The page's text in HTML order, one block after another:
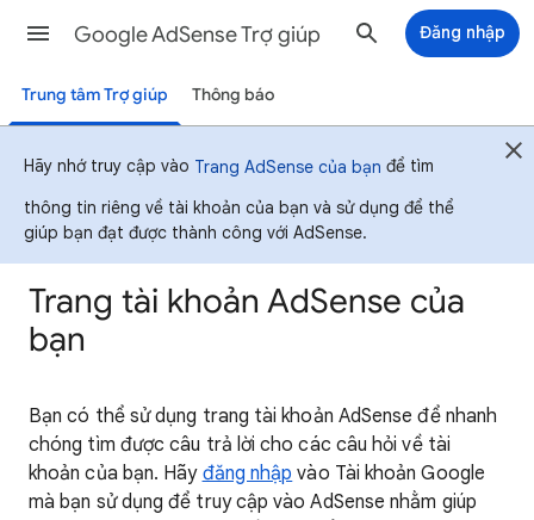
Google AdSense Trợ giúp Đăng nhập
Trung tâm Trợ giúp Thông báo
Hãy nhớ truy cập vào Trang AdSense của bạn để tìm
thông tin riêng về tài khoản của bạn và sử dụng để thể
giúp bạn đạt được thành công với AdSense.
Trang tài khoản AdSense của
bạn
Bạn có thể sử dụng trang tài khoản AdSense để nhanh
chóng tìm được câu trả lời cho các câu hỏi về tài
khoản của bạn. Hãy đăng nhập vào Tài khoản Google
mà bạn sử dụng để truy cập vào AdSense nhằm giúp